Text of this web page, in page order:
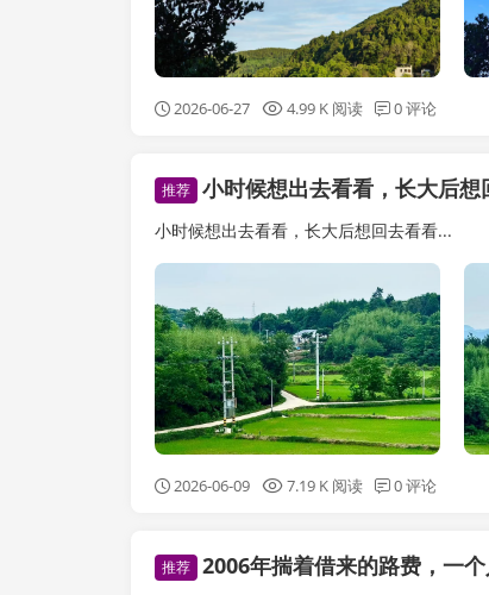
2026-06-27 4.99 K 阅读 0 评论
推荐 小时候想出去看看，长大后想
小时候想出去看看，长大后想回去看看...
2026-06-09 7.19 K 阅读 0 评论
推荐 2006年揣着借来的路费，一个人背